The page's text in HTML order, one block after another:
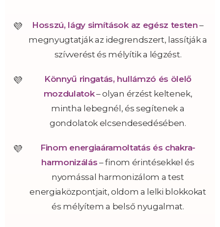
Hosszú, lágy simítások az egész testen –
megnyugtatják az idegrendszert, lassítják a
szívverést és mélyítik a légzést.
Könnyű ringatás, hullámzó és ölelő
mozdulatok– olyan érzést keltenek,
mintha lebegnél, és segítenek a
gondolatok elcsendesedésében.
Finom energiaáramoltatás és chakra-
harmonizálás – finom érintésekkel és
nyomással harmonizálom a test
energiaközpontjait, oldom a lelki blokkokat
és mélyítem a belső nyugalmat.